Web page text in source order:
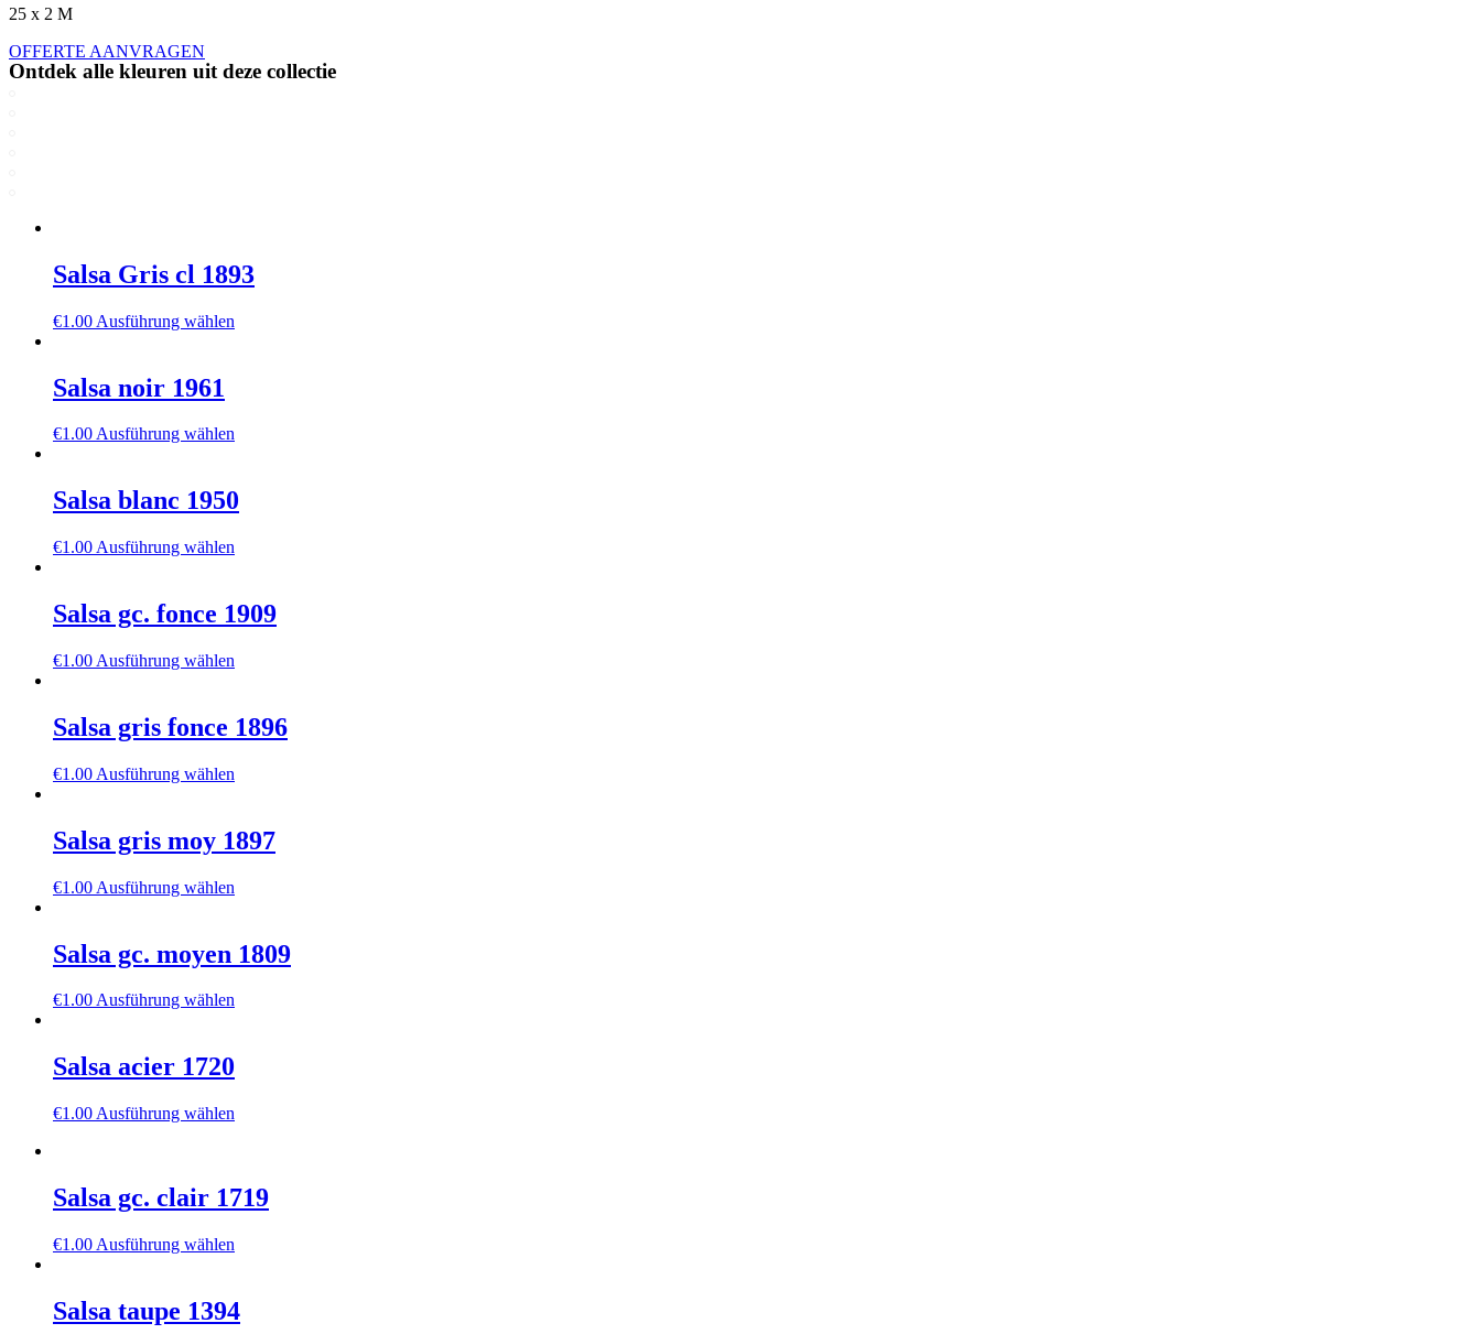
25 x 2 M
OFFERTE AANVRAGEN
Ontdek alle kleuren uit deze collectie
Salsa Gris cl 1893
€1.00 Ausführung wählen
Salsa noir 1961
€1.00Ausführung wählen
Salsa blanc 1950
€1.00 Ausführung wählen
Salsa gc. fonce 1909
€1.00 Ausführung wählen
Salsa gris fonce 1896
€1.00 Ausführung wählen
Salsa gris moy 1897
€1.00 Ausführung wählen
Salsa gc. moyen 1809
€1.00Ausführung wählen
Salsa acier 1720
€1.00 Ausführung wählen
Salsa gc. clair 1719
€1.00 Ausführung wählen
Salsa taupe 1394